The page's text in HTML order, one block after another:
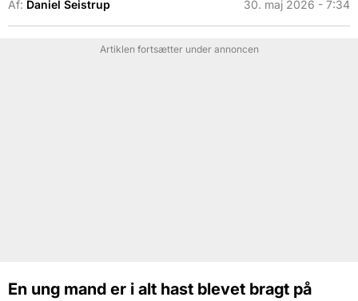
Af: Daniel Seistrup 30. maj 2026 - 7:34
Artiklen fortsætter under annoncen
En ung mand er i alt hast blevet bragt på